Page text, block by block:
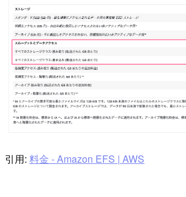
引用: 料金 - Amazon EFS | AWS